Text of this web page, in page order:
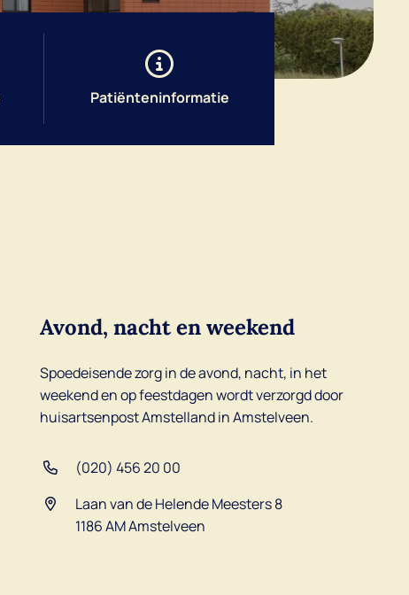
Patiënteninformatie
Avond, nacht en weekend
Spoedeisende zorg in de avond, nacht, in het
weekend en op feestdagen wordt verzorgd door
huisartsenpost Amstelland in Amstelveen.
(020) 456 20 00
Laan van de Helende Meesters 8
1186 AM Amstelveen